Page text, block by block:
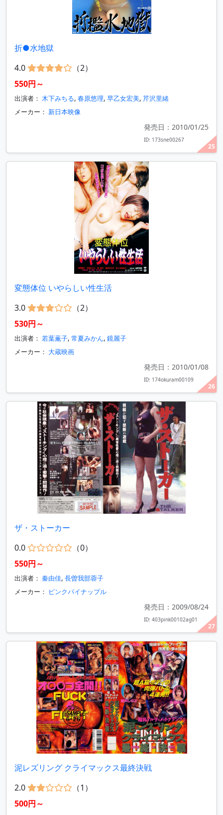
25
折●水地獄
4.0
（2）
550円～
出演者： 木下みちる, 春原悠理, 早乙女宏美, 芹沢里緒
メーカー： 新日本映像
発売日：2010/01/25
ID: 173sne00267
26
変態体位 いやらしい性生活
3.0
（2）
530円～
出演者： 若葉薫子, 常夏みかん, 鏡麗子
メーカー： 大蔵映画
発売日：2010/01/08
ID: 174okuram00109
27
ザ・ストーカー
0.0
（0）
550円～
出演者： 秦由佳, 長曽我部蓉子
メーカー： ピンクパイナップル
発売日：2009/08/24
ID: 403pink00102ag01
泥レズリング クライマックス最終決戦
2.0
（1）
500円～